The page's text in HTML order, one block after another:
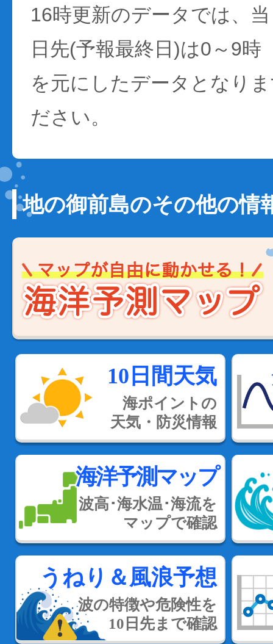
16時更新のデータでは、
日先(予報最終日)は0～9時
を元にしたデータとなり
ださい。
地の御前島のその他の情
10日間天気
海ポイントの
天気・防災情報
海洋予測マップ
波高･海水温･海流を
マップで確認
うねり＆風浪予想
波の特徴や危険性を
10日先まで確認